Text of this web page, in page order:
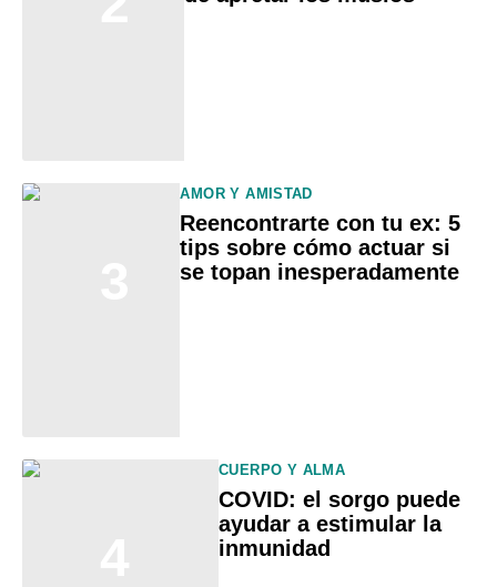
AMOR Y AMISTAD
Reencontrarte con tu ex: 5
tips sobre cómo actuar si
se topan inesperadamente
CUERPO Y ALMA
COVID: el sorgo puede
ayudar a estimular la
inmunidad